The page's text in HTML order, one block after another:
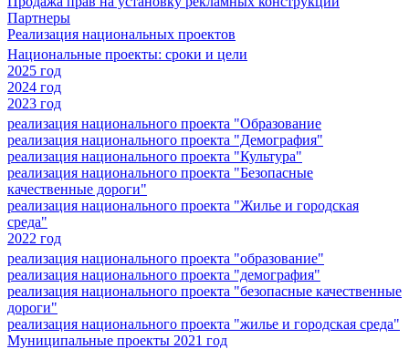
Партнеры
Реализация национальных проектов
Национальные проекты: сроки и цели
2025 год
2024 год
2023 год
реализация национального проекта "Образование
реализация национального проекта "Демография"
реализация национального проекта "Культура"
реализация национального проекта "Безопасные
качественные дороги"
реализация национального проекта "Жилье и городская
среда"
2022 год
реализация национального проекта "образование"
реализация национального проекта "демография"
реализация национального проекта "безопасные качественные
дороги"
реализация национального проекта "жилье и городская среда"
Муниципальные проекты 2021 год